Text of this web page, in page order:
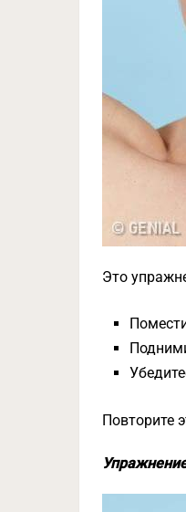
Это
Повторите